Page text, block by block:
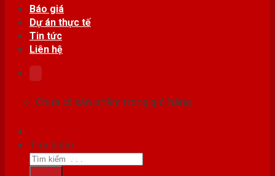
Báo giá
Dự án thực tế
Tin tức
Liên hệ
Chưa có sản phẩm trong giỏ hàng.
Tìm kiếm: